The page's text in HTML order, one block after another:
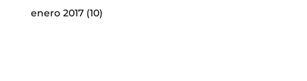
enero 2017(10)